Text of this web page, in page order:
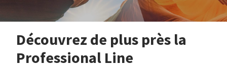
Découvrez de plus près la
Professional Line